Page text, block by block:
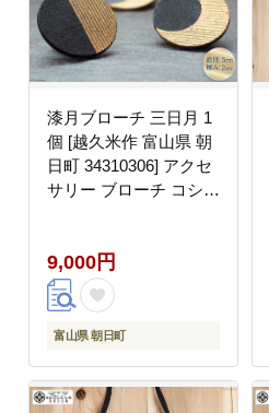
漆月ブローチ 三日月 1
個 [越久米作 富山県 朝
日町 34310306] アクセ
サリー ブローチ コシノ
ール便
9,000円
富山県 朝日町